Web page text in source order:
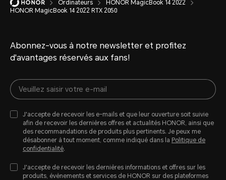
Ordinateurs
HONOR MagicBook 14 2022
HONOR MagicBook 14 2022 RTX 2050
Abonnez-vous à notre newsletter et profitez
d'avantages réservés aux fans!
J'accepte de recevoir les e-mails et que leur ouverture soit suivie
afin de recevoir les dernières offres et actualités HONOR, ainsi que
des recommandations de produits plus pertinents. Je peux me
désabonner à tout moment, comme indiqué dans la Politique de
confidentialité.
J'accepte de recevoir les dernières informations et offres sur les
produits, évènements et services de HONOR sur des plateformes